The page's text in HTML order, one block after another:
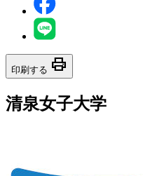
印刷する print
清泉女子大学